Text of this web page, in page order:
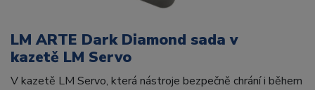
LM ARTE Dark Diamond sada v
kazetě LM Servo
V kazetě LM Servo, která nástroje bezpečně chrání i během